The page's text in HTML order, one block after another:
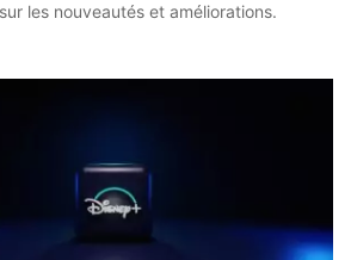
les nouveautés et améliorations.